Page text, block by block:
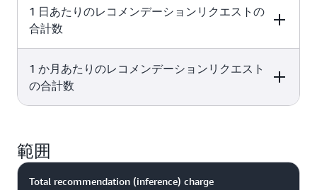
18
3,600 seconds
4 30 108,000
transactions per
hour (min.
hour)
Time (hours
elapsed)
minProvisioned
Minimum
hour (min.
Provisioned
3,600 seconds
1
1 日あたりのレコメンデーションリクエストの
合計数
Time (hours
elapsed)
minProvisioned
Minimum
1 か月あたりのレコメンデーションリクエスト
の合計数
transactions per
範囲
Total recommendation (inference) charge